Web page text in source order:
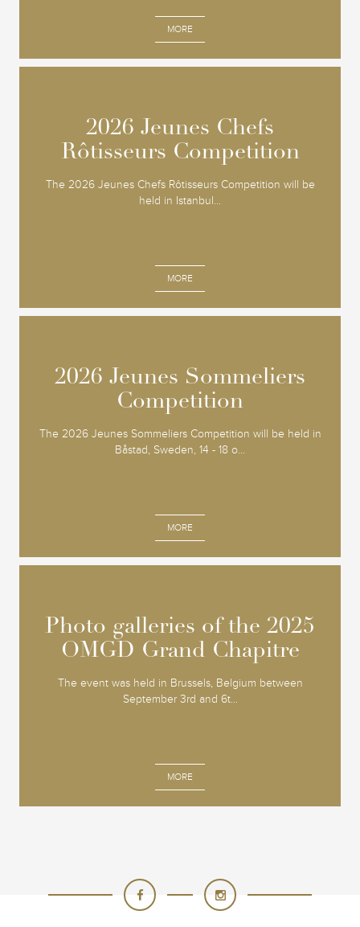
MORE
2026 Jeunes Chefs
Rôtisseurs Competition
The 2026 Jeunes Chefs Rôtisseurs Competition will be
held in Istanbul...
MORE
2026 Jeunes Chefs
Rôtisseurs Competition
2026 Jeunes Sommeliers
Competition
The 2026 Jeunes Sommeliers Competition will be held in
Båstad, Sweden, 14 - 18 o...
MORE
2026 Jeunes Sommeliers
Competition
Photo galleries of the 2025
OMGD Grand Chapitre
The event was held in Brussels, Belgium between
September 3rd and 6t...
MORE
Photo galleries of the 2025
OMGD Grand Chapitre